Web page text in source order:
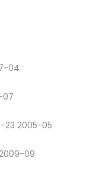
04
07
23 2005-05
2009-09